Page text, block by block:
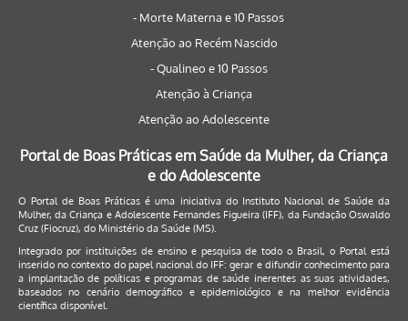
- Morte Materna e 10 Passos
Atenção ao Recém Nascido
- Qualineo e 10 Passos
Atenção à Criança
Atenção ao Adolescente
Portal de Boas Práticas em Saúde da Mulher, da Criança
e do Adolescente
O Portal de Boas Práticas é uma iniciativa do Instituto Nacional de Saúde da
Mulher, da Criança e Adolescente Fernandes Figueira (IFF), da Fundação Oswaldo
Cruz (Fiocruz), do Ministério da Saúde (MS).
Integrado por instituições de ensino e pesquisa de todo o Brasil, o Portal está
inserido no contexto do papel nacional do IFF: gerar e difundir conhecimento para
a implantação de políticas e programas de saúde inerentes as suas atividades,
baseados no cenário demográfico e epidemiológico e na melhor evidência
científica disponível.